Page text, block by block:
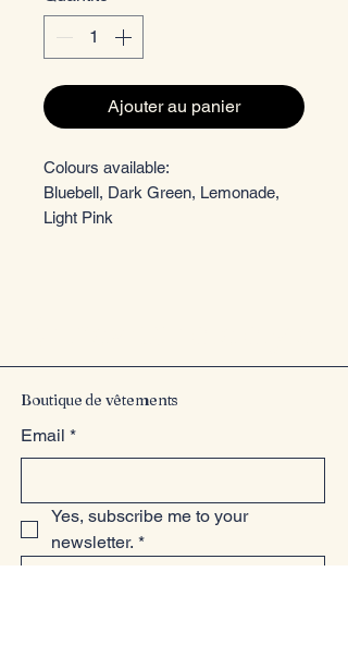
Ajouter au panier
Colours available:
Bluebell, Dark Green, Lemonade,
Light Pink
Boutique de vêtements
Email *
Yes, subscribe me to your
newsletter. *